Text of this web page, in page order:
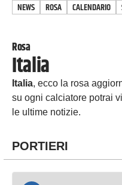
NEWS ROSA CALENDARIO
Rosa
Italia
Italia, ecco la rosa
su ogni calciatore potrai
le ultime notizie.
PORTIERI